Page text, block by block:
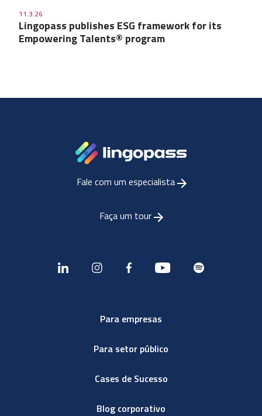
11.3.26
Lingopass publishes ESG framework for its
Empowering Talents® program
Fale com um especialista
Faça um tour
Para empresas
Para setor público
Cases de Sucesso
Blog corporativo